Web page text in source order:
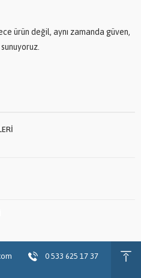
ürün değil, aynı zamanda güven,
0 533 625 17 37